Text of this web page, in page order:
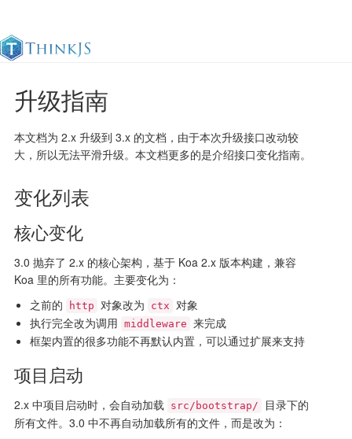
官方文档
升级指南
本文档为 2.x 升级到 3.x 的文档，由于本次升级接口改动较
大，所以无法平滑升级。本文档更多的是介绍接口变化指南。
变化列表
核心变化
3.0 抛弃了 2.x 的核心架构，基于 Koa 2.x 版本构建，兼容
Koa 里的所有功能。主要变化为：
之前的
http 对象改为 ctx 对象
执行完全改为调用 middleware 来完成
框架内置的很多功能不再默认内置，可以通过扩展来支持
项目启动
2.x 中项目启动时，会自动加载 src/bootstrap/
目录下的
所有文件。3.0 中不再自动加载所有的文件，而是改为：